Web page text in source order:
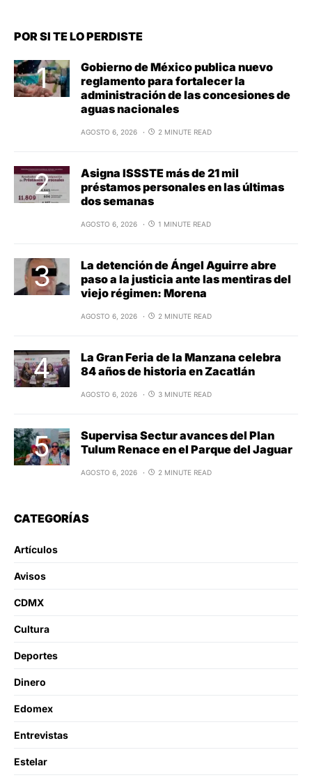
POR SI TE LO PERDISTE
Gobierno de México publica nuevo
reglamento para fortalecer la
administración de las concesiones de
aguas nacionales
AGOSTO 6, 2026 2 MINUTE READ
Asigna ISSSTE más de 21 mil
préstamos personales en las últimas
dos semanas
AGOSTO 6, 2026 1 MINUTE READ
La detención de Ángel Aguirre abre
paso a la justicia ante las mentiras del
viejo régimen: Morena
AGOSTO 6, 2026 2 MINUTE READ
La Gran Feria de la Manzana celebra
84 años de historia en Zacatlán
AGOSTO 6, 2026 3 MINUTE READ
Supervisa Sectur avances del Plan
Tulum Renace en el Parque del Jaguar
AGOSTO 6, 2026 2 MINUTE READ
CATEGORÍAS
Artículos
Avisos
CDMX
Cultura
Deportes
Dinero
Edomex
Entrevistas
Estelar